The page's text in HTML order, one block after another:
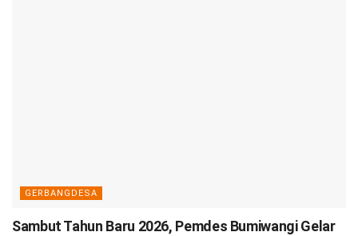
GERBANGDESA
Sambut Tahun Baru 2026, Pemdes Bumiwangi Gelar